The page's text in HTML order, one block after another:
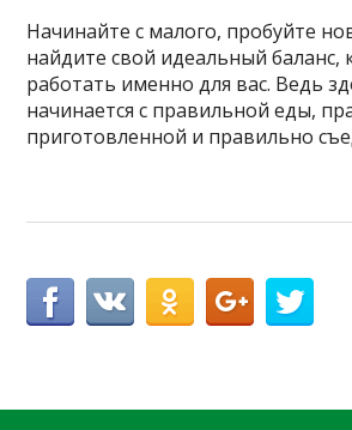
Начинайте с малого, пробуйте
найдите свой идеальный баланс,
работать именно для вас. Ведь
начинается с правильной еды,
приготовленной и правильно